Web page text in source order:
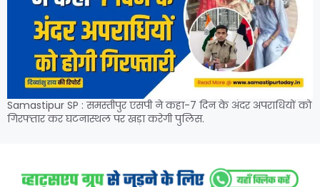
Samastipur SP : समस्तीपुर एसपी ने कहा-7 दिन के अंदर अपरा​धियों को
गिरफ्तार कर घटनास्थल पर खड़ा करेगी पुलिस.